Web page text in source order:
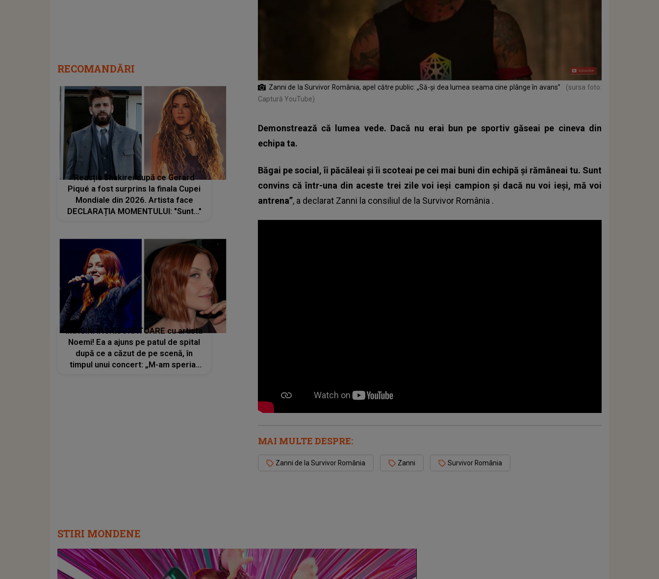
Zanni de la Survivor România, apel către public: „Să-și dea lumea seama cine plânge în avans”
(sursa foto:
Captură YouTube)
Demonstrează că lumea vede. Dacă nu erai bun pe sportiv găseai pe cineva din
echipa ta.
Băgai pe social, îi păcăleai și îi scoteai pe cei mai buni din echipă și rămâneai tu. Sunt
convins că într-una din aceste trei zile voi ieși campion și dacă nu voi ieși, mă voi
antrena”, a declarat Zanni la consiliul de la Survivor România .
MAI MULTE DESPRE:
Zanni de la Survivor România Zanni Survivor România
RECOMANDĂRI
Reacția Shakirei după ce Gerard
Piqué a fost surprins la finala Cupei
Mondiale din 2026. Artista face
DECLARAȚIA MOMENTULUI: "Sunt..."
IMAGINI ÎNGRIJORĂTOARE cu artista
Noemi! Ea a ajuns pe patul de spital
după ce a căzut de pe scenă, în
timpul unui concert: „M-am speriat
STIRI MONDENE